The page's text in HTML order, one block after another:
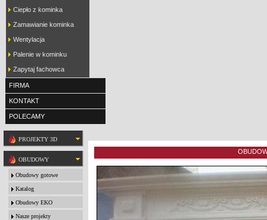
Ciepło z kominka
Zamawianie kominka
Wentylacja
Palenie w kominku
Zapytaj fachowca
FIRMA
KONTAKT
POLECAMY
PROJEKTY 3D
OBUDOWY
Obudowy gotowe
Katalog
Obudowy EKO
Nasze projekty